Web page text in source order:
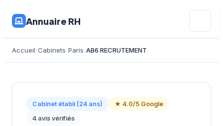
Annuaire RH
Accueil Cabinets Paris AB6 RECRUTEMENT
Cabinet établi (24 ans)
★ 4.0/5 Google
4 avis vérifiés